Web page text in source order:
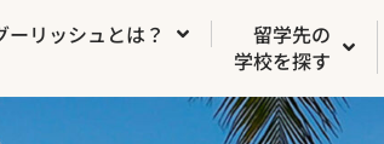
ーリッシュとは？
留学先の
学校を探す